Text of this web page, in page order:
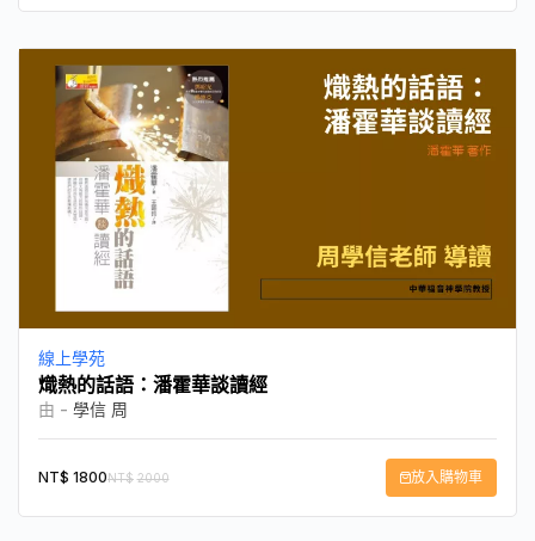
線上學苑
熾熱的話語：潘霍華談讀經
由 - 學信 周
NT$ 2000
NT$ 1800 放入購物車